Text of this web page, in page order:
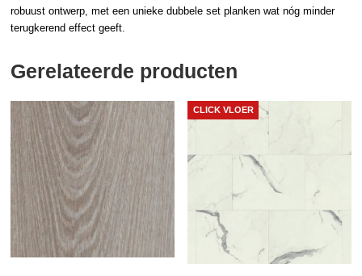
robuust ontwerp, met een unieke dubbele set planken wat nóg minder
terugkerend effect geeft.
Gerelateerde producten
CLICK VLOER